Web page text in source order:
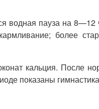
водная пауза на
более
кальция. После
показаны